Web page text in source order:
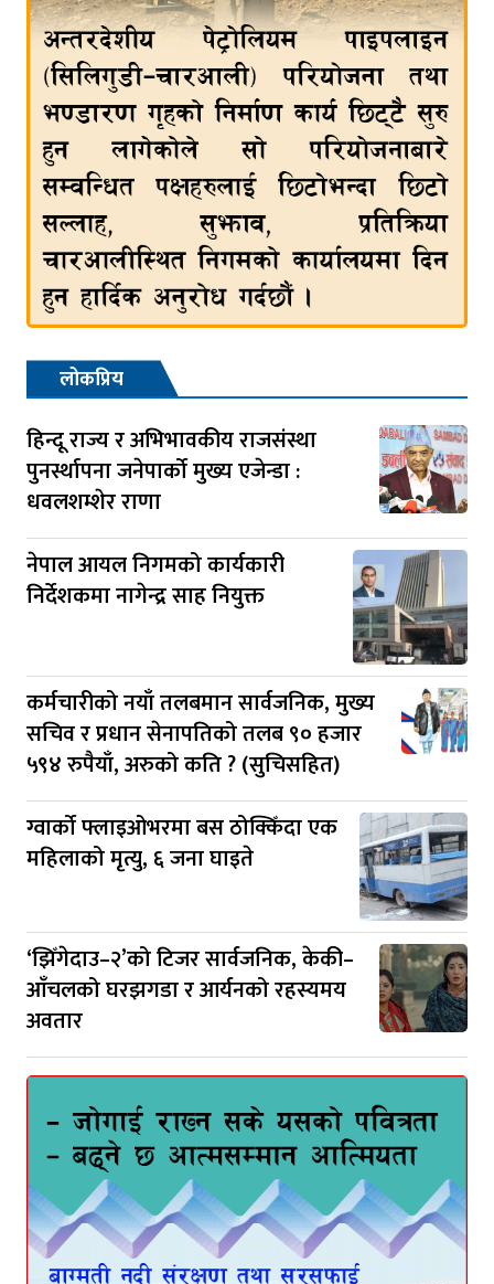
लोकप्रिय
हिन्दू राज्य र अभिभावकीय राजसंस्था
पुनर्स्थापना जनेपार्को मुख्य एजेन्डा :
धवलशम्शेर राणा
नेपाल आयल निगमको कार्यकारी
निर्देशकमा नागेन्द्र साह नियुक्त
कर्मचारीको नयाँ तलबमान सार्वजनिक, मुख्य
सचिव र प्रधान सेनापतिको तलब ९० हजार
५९४ रुपैयाँ, अरुको कति ? (सुचिसहित)
ग्वार्को फ्लाइओभरमा बस ठोक्किँदा एक
महिलाको मृत्यु, ६ जना घाइते
‘झिँगेदाउ–२’को टिजर सार्वजनिक, केकी–
आँचलको घरझगडा र आर्यनको रहस्यमय
अवतार